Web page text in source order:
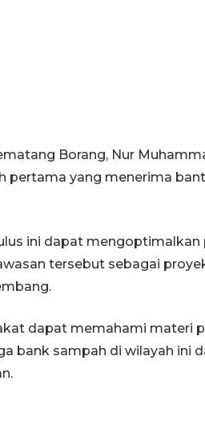
Borang, Nur
pertama yang menerima
ini dapat
tersebut sebagai
dapat memahami materi
bank sampah di wilayah ini